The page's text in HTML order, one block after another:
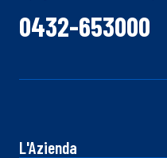
0432-653000
L'Azienda